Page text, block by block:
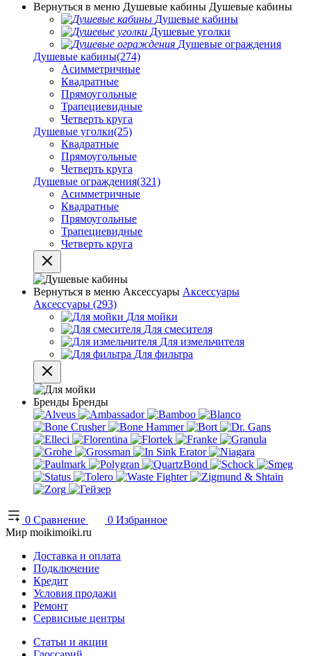
Вернуться в меню Душевые кабины Душевые кабины
Душевые кабины
Душевые уголки
Душевые ограждения
Душевые кабины(274)
Асимметричные
Квадратные
Прямоугольные
Трапециевидные
Четверть круга
Душевые уголки(25)
Квадратные
Прямоугольные
Четверть круга
Душевые ограждения(321)
Асимметричные
Квадратные
Прямоугольные
Трапециевидные
Четверть круга
Вернуться в меню Аксессуары Аксессуары
Аксессуары (293)
Для мойки
Для смесителя
Для измельчителя
Для фильтра
Бренды Бренды
0 Сравнение 0 Избранное
Мир moikimoiki.ru
Доставка и оплата
Подключение
Кредит
Условия продажи
Ремонт
Сервисные центры
Статьи и акции